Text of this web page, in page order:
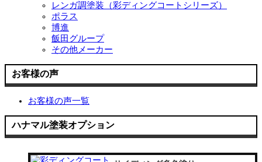
レンガ調塗装（彩ディングコートシリーズ）
ポラス
博進
飯田グループ
その他メーカー
お客様の声
お客様の声一覧
ハナマル塗装オプション